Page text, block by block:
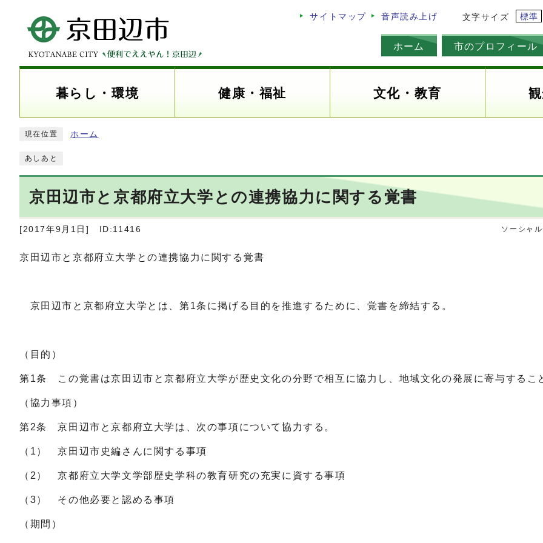
サイトマップ 音声読み上げ 文字サイズ 標準
ホーム 市のプロフィール
暮らし・環境 健康・福祉 文化・教育
現在位置 ホーム
あしあと
京田辺市と京都府立大学との連携協力に関する覚書
[2017年9月1日] ID:11416 ソーシャ
京田辺市と京都府立大学との連携協力に関する覚書
京田辺市と京都府立大学とは、第1条に掲げる目的を推進するために、覚書を締結する。
（目的）
第1条 この覚書は京田辺市と京都府立大学が歴史文化の分野で相互に協力し、地域文化の発展に寄与するこ
（協力事項）
第2条 京田辺市と京都府立大学は、次の事項について協力する。
（1） 京田辺市史編さんに関する事項
（2） 京都府立大学文学部歴史学科の教育研究の充実に資する事項
（3） その他必要と認める事項
（期間）